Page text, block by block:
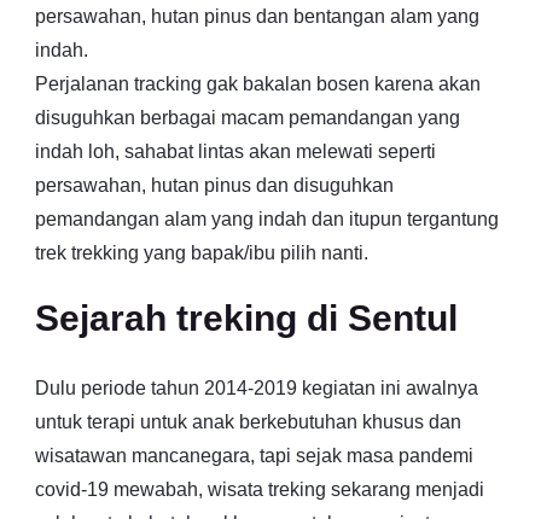
persawahan, hutan pinus dan bentangan alam yang
indah.
Perjalanan tracking gak bakalan bosen karena akan
disuguhkan berbagai macam pemandangan yang
indah loh, sahabat lintas akan melewati seperti
persawahan, hutan pinus dan disuguhkan
pemandangan alam yang indah dan itupun tergantung
trek trekking yang bapak/ibu pilih nanti.
Sejarah treking di Sentul
Dulu periode tahun 2014-2019 kegiatan ini awalnya
untuk terapi untuk anak berkebutuhan khusus dan
wisatawan mancanegara, tapi sejak masa pandemi
covid-19 mewabah, wisata treking sekarang menjadi